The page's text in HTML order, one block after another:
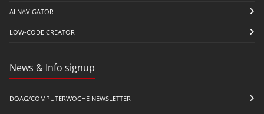
AI NAVIGATOR
LOW-CODE CREATOR
News & Info signup
DOAG/COMPUTERWOCHE NEWSLETTER